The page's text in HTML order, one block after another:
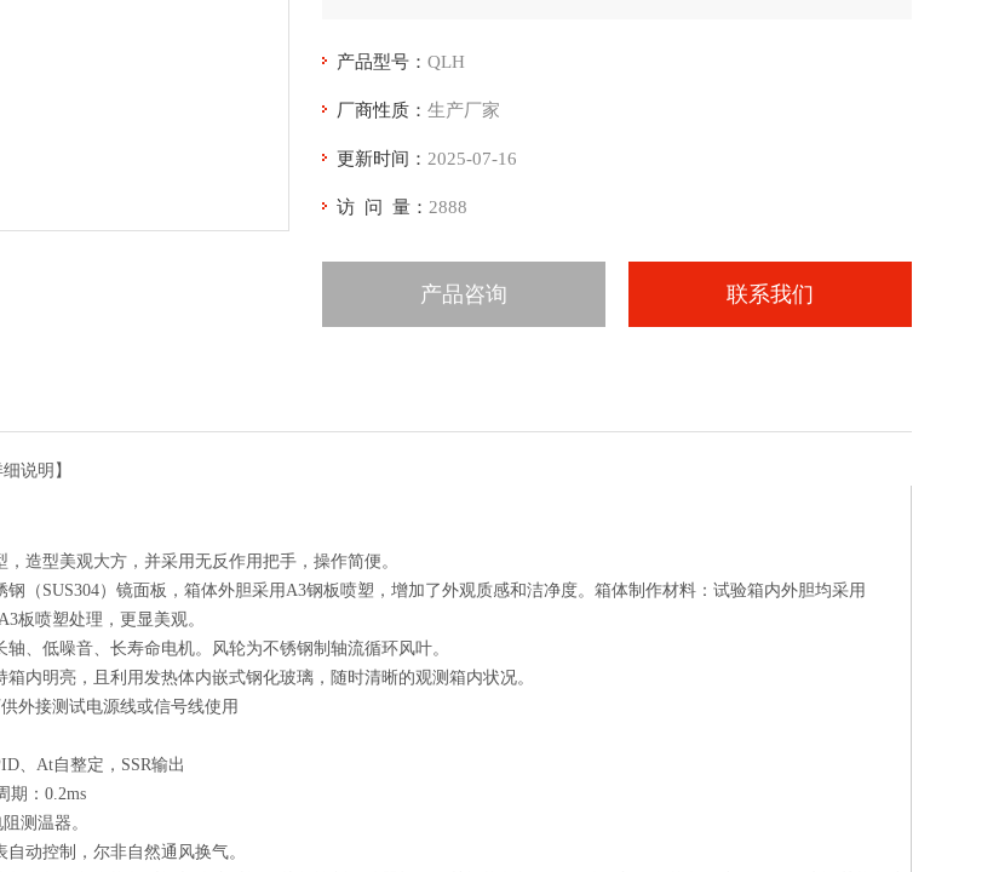
产品型号：QLH
厂商性质：生产厂家
更新时间： 2025-07-16
访 问 量： 2888
产品咨询 联系我们
细说明】
造型美观大方，并采用无反作用把手，操作简便。
钢（SUS304）镜面板，箱体外胆采用A3钢板喷塑，增加了外观质感和洁净度。箱体制作材料：试验箱内外胆均采用
板喷塑处理，更显美观。
、低噪音、长寿命电机。风轮为不锈钢制轴流循环风叶。
内明亮，且利用发热体内嵌式钢化玻璃，随时清晰的观测箱内状况。
外接测试电源线或信号线使用
、 At自整定， SSR输出
期： 0.2ms
测温器。
动控制，尔非自然通风换气。